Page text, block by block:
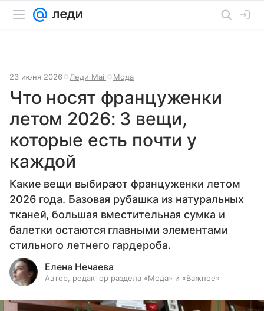
23 июня 2026 Леди Mail Мода
Что носят француженки
летом 2026: 3 вещи,
которые есть почти у
каждой
Какие вещи выбирают француженки летом
2026 года. Базовая рубашка из натуральных
тканей, большая вместительная сумка и
балетки остаются главными элементами
стильного летнего гардероба.
Елена Нечаева
Автор, редактор раздела «Мода» и «Важное»